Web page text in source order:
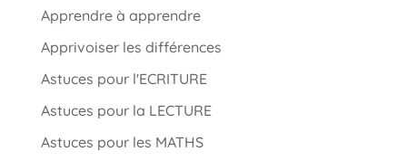
Apprendre à apprendre
Apprivoiser les différences
Astuces pour l'ECRITURE
Astuces pour la LECTURE
Astuces pour les MATHS